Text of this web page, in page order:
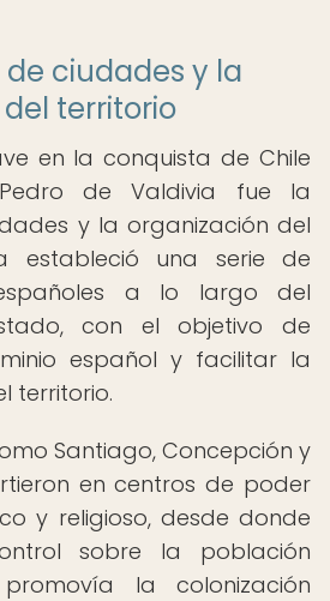
ciudades y la
territorio
en la conquista de Chile
de Valdivia fue la
y la organización del
estableció una serie de
a lo largo del
con el objetivo de
español y facilitar la
territorio.
Santiago, Concepción y
en centros de poder
y religioso, desde donde
sobre la población
la colonización